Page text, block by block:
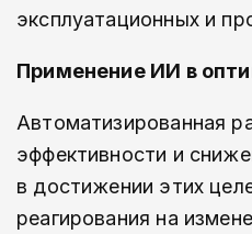
эксплуатационных и
Применение ИИ в
Автоматизированная
эффективности и
в достижении этих
реагирования на